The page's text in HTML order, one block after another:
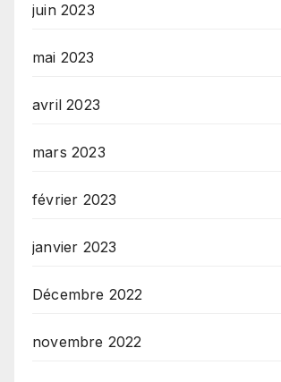
juin 2023
mai 2023
avril 2023
mars 2023
février 2023
janvier 2023
Décembre 2022
novembre 2022